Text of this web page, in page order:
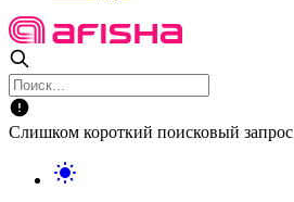
Слишком короткий поисковый запрос